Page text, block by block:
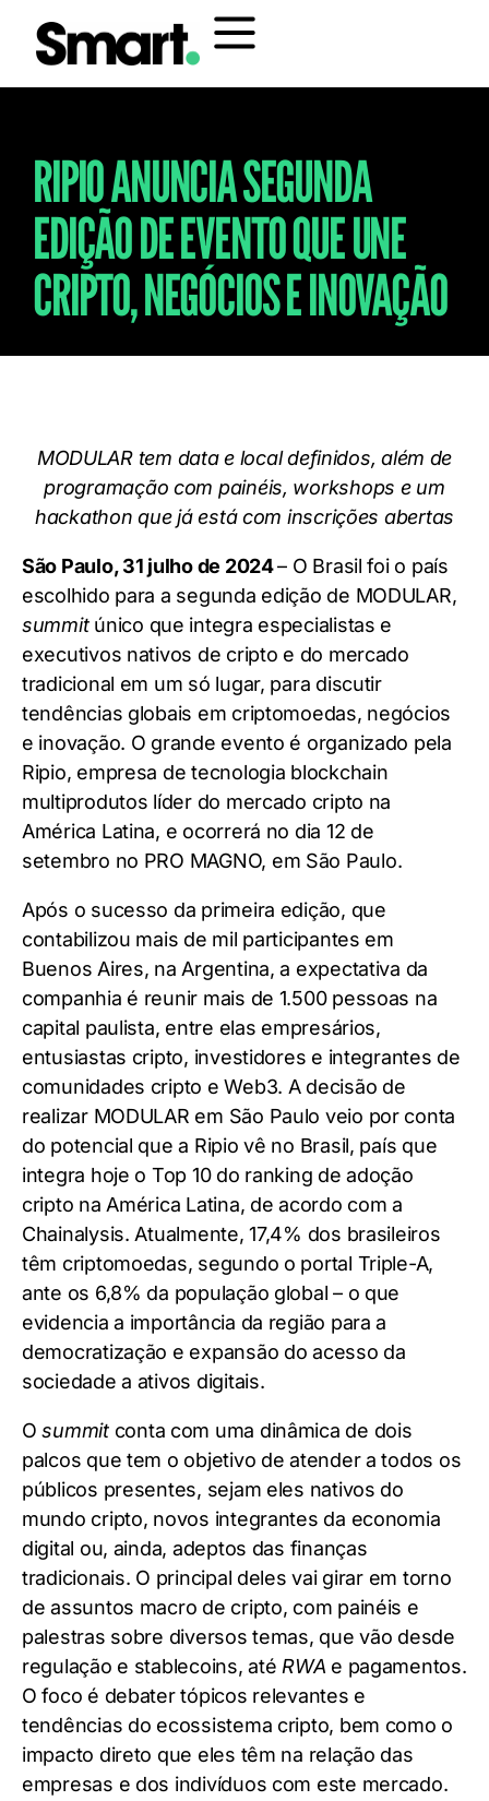
RIPIO ANUNCIA SEGUNDA
EDIÇÃO DE EVENTO QUE UNE
CRIPTO, NEGÓCIOS E INOVAÇÃO
MODULAR tem data e local definidos, além de
programação com painéis, workshops e um
hackathon que já está com inscrições abertas
São Paulo, 31 julho de 2024– O Brasil foi o país
escolhido para a segunda edição de MODULAR,
summitúnico que integra especialistas e
executivos nativos de cripto e do mercado
tradicional em um só lugar, para discutir
tendências globais em criptomoedas, negócios
e inovação. O grande evento é organizado pela
Ripio, empresa de tecnologia blockchain
multiprodutos líder do mercado cripto na
América Latina, e ocorrerá no dia 12 de
setembro no PRO MAGNO, em São Paulo.
Após o sucesso da primeira edição, que
contabilizou mais de mil participantes em
Buenos Aires, na Argentina, a expectativa da
companhia é reunir mais de 1.500 pessoas na
capital paulista, entre elas empresários,
entusiastas cripto, investidores e integrantes de
comunidades cripto e Web3. A decisão de
realizar MODULAR em São Paulo veio por conta
do potencial que a Ripio vê no Brasil, país que
integra hoje o Top 10 do ranking de adoção
cripto na América Latina, de acordo com a
Chainalysis. Atualmente, 17,4% dos brasileiros
têm criptomoedas, segundo o portal Triple-A,
ante os 6,8% da população global – o que
evidencia a importância da região para a
democratização e expansão do acesso da
sociedade a ativos digitais.
Osummitconta com uma dinâmica de dois
palcos que tem o objetivo de atender a todos os
públicos presentes, sejam eles nativos do
mundo cripto, novos integrantes da economia
digital ou, ainda, adeptos das finanças
tradicionais. O principal deles vai girar em torno
de assuntos macro de cripto, com painéis e
palestras sobre diversos temas, que vão desde
regulação e stablecoins, até RWA e pagamentos.
O foco é debater tópicos relevantes e
tendências do ecossistema cripto, bem como o
impacto direto que eles têm na relação das
empresas e dos indivíduos com este mercado.